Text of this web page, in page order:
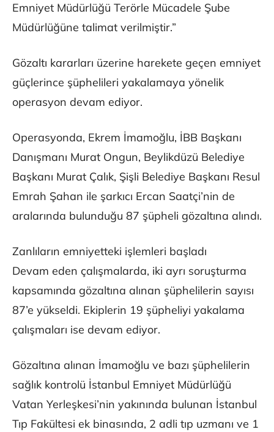
Emniyet Müdürlüğü Terörle Mücadele Şube
Müdürlüğüne talimat verilmiştir.”
Gözaltı kararları üzerine harekete geçen emniyet
güçlerince şüphelileri yakalamaya yönelik
operasyon devam ediyor.
Operasyonda, Ekrem İmamoğlu, İBB Başkanı
Danışmanı Murat Ongun, Beylikdüzü Belediye
Başkanı Murat Çalık, Şişli Belediye Başkanı Resul
Emrah Şahan ile şarkıcı Ercan Saatçi’nin de
aralarında bulunduğu 87 şüpheli gözaltına alındı.
Zanlıların emniyetteki işlemleri başladı
Devam eden çalışmalarda, iki ayrı soruşturma
kapsamında gözaltına alınan şüphelilerin sayısı
87’e yükseldi. Ekiplerin 19 şüpheliyi yakalama
çalışmaları ise devam ediyor.
Gözaltına alınan İmamoğlu ve bazı şüphelilerin
sağlık kontrolü İstanbul Emniyet Müdürlüğü
Vatan Yerleşkesi’nin yakınında bulunan İstanbul
Tıp Fakültesi ek binasında, 2 adli tıp uzmanı ve 1